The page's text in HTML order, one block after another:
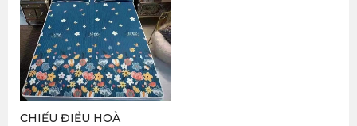
CHIẾU ĐIỀU HOÀ